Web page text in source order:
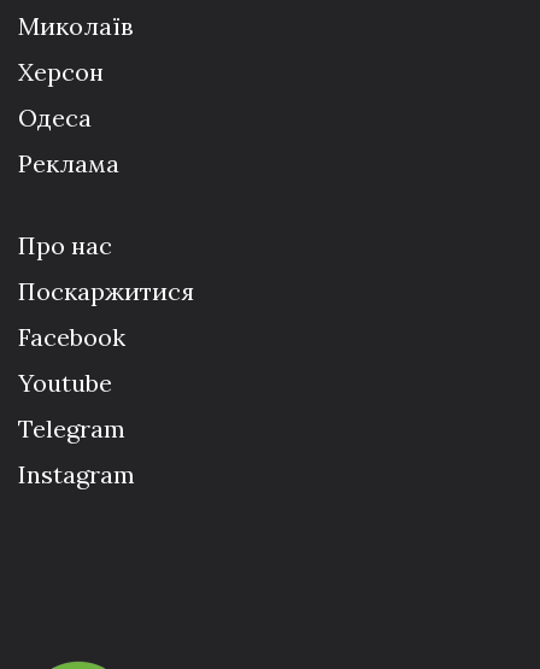
Миколаїв
Херсон
Одеса
Реклама
Про нас
Поскаржитися
Facebook
Youtube
Telegram
Instagram